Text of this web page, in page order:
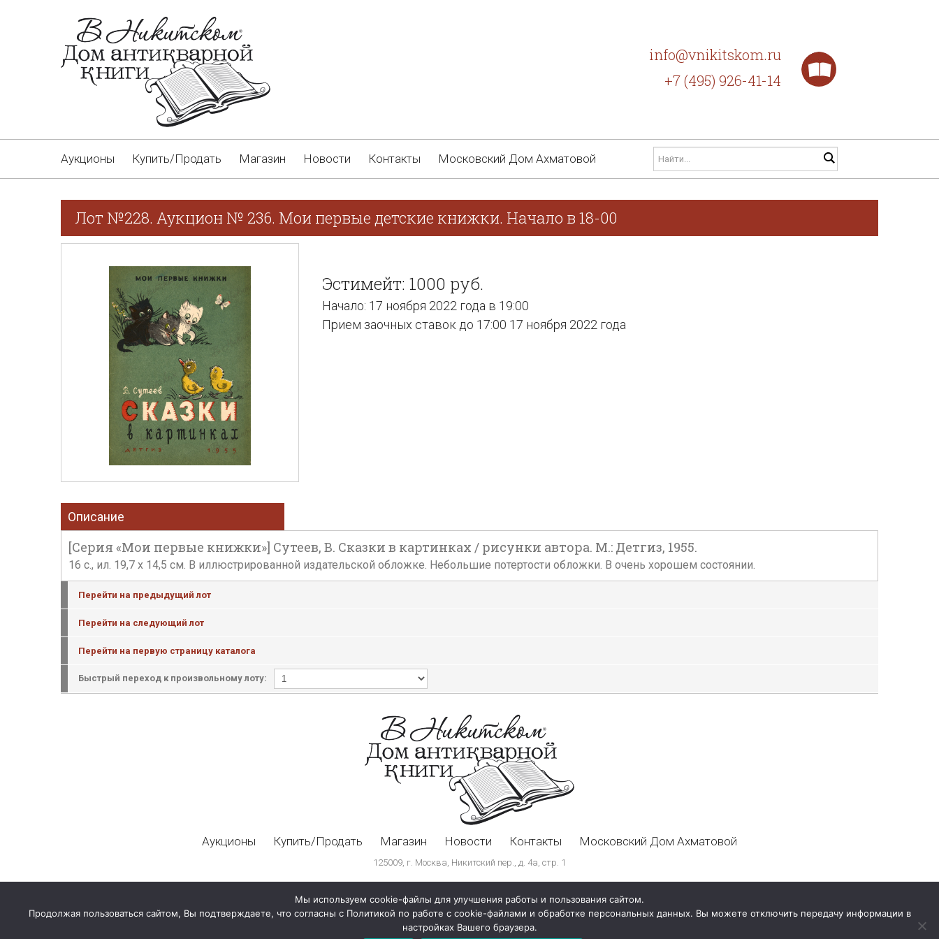
info@vnikitskom.ru
+7 (495) 926-41-14
Аукционы Купить/Продать Магазин Новости Контакты Московский Дом Ахматовой
Лот №228. Аукцион № 236. Мои первые детские книжки. Начало в 18-00
Эстимейт: 1000 руб.
Начало: 17 ноября 2022 года в 19:00
Прием заочных ставок до 17:00 17 ноября 2022 года
Описание
[Серия «Мои первые книжки»] Сутеев, В. Сказки в картинках / рисунки автора. М.: Детгиз, 1955.
16 с., ил. 19,7 х 14,5 см. В иллюстрированной издательской обложке. Небольшие потертости обложки. В очень хорошем состоянии.
Перейти на предыдущий лот
Перейти на следующий лот
Перейти на первую страницу каталога
Быстрый переход к произвольному лоту:
Аукционы Купить/Продать Магазин Новости Контакты Московский Дом Ахматовой
125009, г. Москва, Никитский пер., д. 4а, стр. 1
Мы используем cookie-файлы для улучшения работы и пользования сайтом.
Продолжая пользоваться сайтом, Вы подтверждаете, что согласны с Политикой по работе с cookie-файлами и обработке персональных данных. Вы можете отключить передачу информации в
настройках Вашего браузера.